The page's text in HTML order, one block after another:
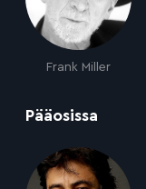
Frank Miller
Pääosissa